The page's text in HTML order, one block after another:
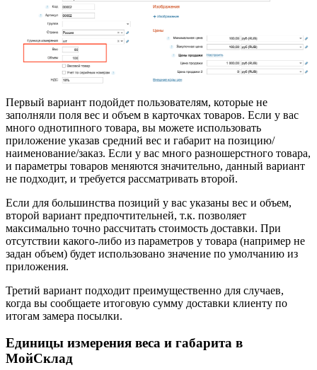
Первый вариант подойдет пользователям, которые не
заполняли поля вес и объем в карточках товаров. Если у вас
много однотипного товара, вы можете использовать
приложение указав средний вес и габарит на позицию/
наименование/заказ. Если у вас много разношерстного товара,
и параметры товаров меняются значительно, данный вариант
не подходит, и требуется рассматривать второй.
Если для большинства позиций у вас указаны вес и объем,
второй вариант предпочтительней, т.к. позволяет
максимально точно рассчитать стоимость доставки. При
отсутствии какого-либо из параметров у товара (например не
задан объем) будет использовано значение по умолчанию из
приложения.
Третий вариант подходит преимущественно для случаев,
когда вы сообщаете итоговую сумму доставки клиенту по
итогам замера посылки.
Единицы измерения веса и габарита в
МойСклад